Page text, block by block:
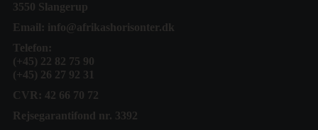
3550 Slangerup
Email: info@afrikashorisonter.dk
Telefon:
(+45) 22 82 75 90
(+45) 26 27 92 31
CVR: 42 66 70 72
Rejsegarantifond nr. 3392